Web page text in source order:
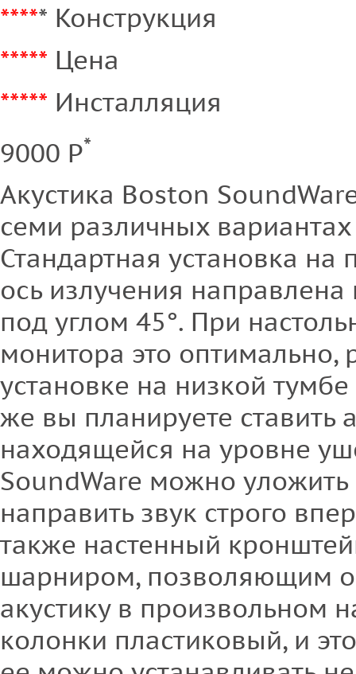
***** Конструкция
***** Цена
***** Инсталляция
9000 Р*
Акустика Boston
семи различных
Стандартная установка на
ось излучения
под углом 45°. При
монитора это оптимально,
установке на низкой
же вы планируете ставить
находящейся на уровне
SoundWare можно уложить
направить звук строго
также настенный
шарниром, позволяющим
акустику в произвольном
колонки пластиковый, и